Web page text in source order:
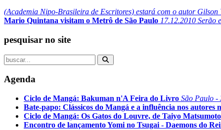
(Academia Nipo-Brasileira de Escritores) estará com o autor
Mario Quintana visitam o Metrô de São Paulo 17.12.2010 Serão
pesquisar no site
Agenda
Ciclo de Mangá: Bakuman n'A Feira do Livro São Paulo -
Bate-papo: Clássicos do Mangá e a influência nos autores
Ciclo de Mangá: Os Gatos do Louvre, de Taiyo Matsumoto
Encontro de lançamento Yomi no Tsugai - Daemons do